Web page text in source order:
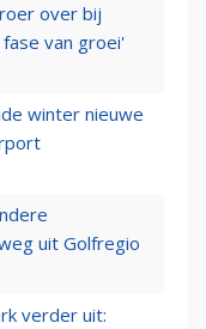
over bij
van groei'
winter nieuwe
uit Golfregio
verder uit: